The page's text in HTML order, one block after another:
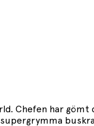
Chefen har